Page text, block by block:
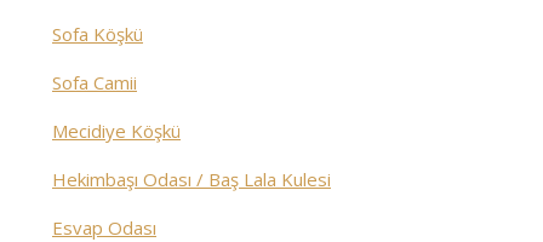
Sofa Köşkü
Sofa Camii
Mecidiye Köşkü
Hekimbaşı Odası / Baş Lala Kulesi
Esvap Odası